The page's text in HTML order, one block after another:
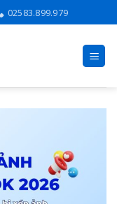
02583.899.979